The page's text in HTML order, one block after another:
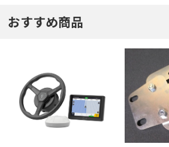
おすすめ商品